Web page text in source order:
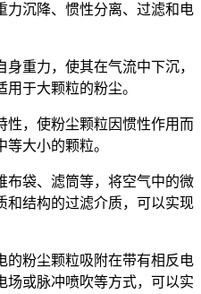
力沉降、惯性分离、过滤和电
重力，使其在气流中下沉，
于大颗粒的粉尘。
性，使粉尘颗粒因惯性作用而
大小的颗粒。
布袋、滤筒等，将空气中的微
和结构的过滤介质，可以实现
的粉尘颗粒吸附在带有相反电
场或脉冲喷吹等方式，可以实